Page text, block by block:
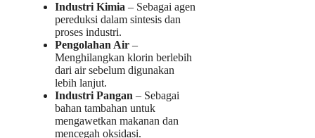
Industri Kimia – Sebagai agen
pereduksi dalam sintesis dan
proses industri.
Pengolahan Air –
Menghilangkan klorin berlebih
dari air sebelum digunakan
lebih lanjut.
Industri Pangan – Sebagai
bahan tambahan untuk
mengawetkan makanan dan
mencegah oksidasi.